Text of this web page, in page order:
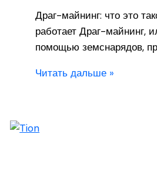
Драг-майнинг: что это
работает Драг-майнинг,
помощью земснарядов,
Читать дальше »